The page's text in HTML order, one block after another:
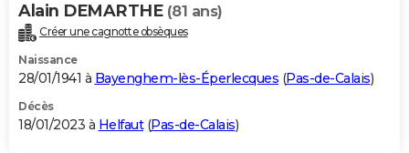
Alain DEMARTHE (81 ans)
Créer une cagnotte obsèques
Naissance
28/01/1941 à Bayenghem-lès-Éperlecques (Pas-de-Calais)
Décès
18/01/2023 à Helfaut(Pas-de-Calais)